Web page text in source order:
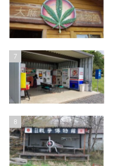
7
8